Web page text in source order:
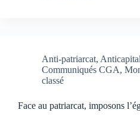
Anti-patriarcat,
Communiqués CGA,
classé
Face au patriarcat, imposons